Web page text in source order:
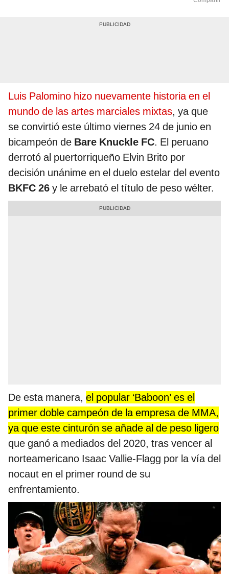
Luis Palomino hizo nuevamente historia en el
mundo de las artes marciales mixtas, ya que
se convirtió este último viernes 24 de junio en
bicampeón de Bare Knuckle FC. El peruano
derrotó al puertorriqueño Elvin Brito por
decisión unánime en el duelo estelar del evento
BKFC 26 y le arrebató el título de peso wélter.
De esta manera, el popular ‘Baboon’ es el
primer doble campeón de la empresa de MMA,
ya que este cinturón se añade al de peso ligero
que ganó a mediados del 2020, tras vencer al
norteamericano Isaac Vallie-Flagg por la vía del
nocaut en el primer round de su
enfrentamiento.